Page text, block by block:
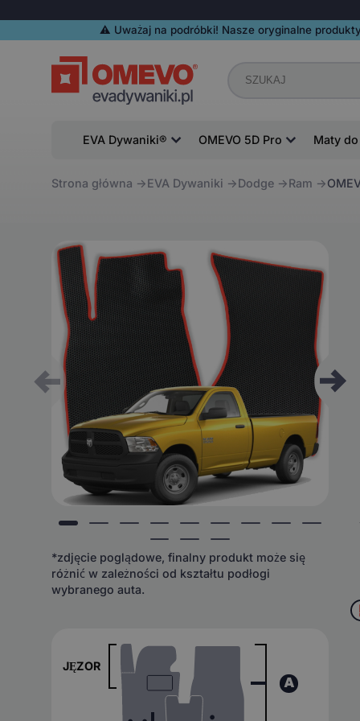
⚠️️ Uważaj na podróbki! Nasze oryginalne
EVA Dywaniki® OMEVO 5D Pro Maty
Strona główna EVA Dywaniki Dodge Ram
*zdjęcie poglądowe, finalny produkt może się
różnić w zależności od kształtu podłogi
wybranego auta.
JĘZOR
A